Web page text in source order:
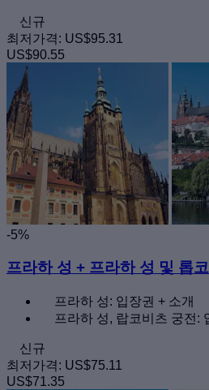
신규
최저가격: US$95.31
US$90.55
-5%
프라하 성 + 프라하 성 및 롭
프라하 성: 입장권 + 소개
프라하 성, 랍코비츠 궁전:
신규
최저가격: US$75.11
US$71.35